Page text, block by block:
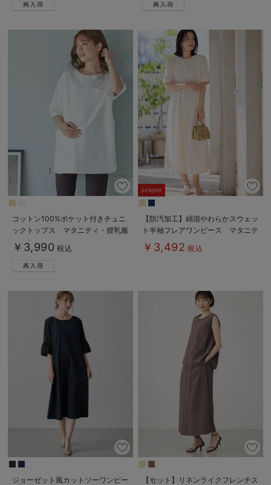
コットン100%ポケット付きチュニ
ックトップス マタニティ・授乳服
【出産後も長く使える】
￥3,990 税込
30%OFF
【防汚加工】綿混やわらかスウェッ
ト半袖フレアワンピース マタニテ
ィ・産後【出産後も長く使える】
￥3,492 税込
ジョーゼット風カットソーワンピー
【セット】リネンライクフレンチス